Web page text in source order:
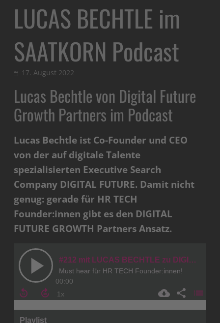
LUCAS BECHTLE im
SAATKORN Podcast
17. August 2022
Lucas Bechtle von Digital Future
Growth Partners im Podcast
Lucas Bechtle ist Co-Founder und CEO
von der auf digitale Talente
spezialisierten Executive Search
Company DIGITAL FUTURE. Damit nicht
genug: gerade für HR TECH
Founder:innen gibt es den DIGITAL
FUTURE GROWTH Partners Ansatz.